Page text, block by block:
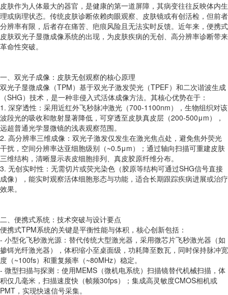
皮肤作为人体最大的器官，是健康的第一道屏障，其病变往往反映体内生
理或病理状态。传统皮肤诊断依赖肉眼观察、皮肤镜或有创活检，但前者
分辨率有限，后者存在痛苦、疤痕风险且无法实时反馈。近年来，便携式
皮肤双光子显微成像系统的出现，为皮肤疾病的无创、高分辨率诊断带来
革命性突破。
一、双光子成像：皮肤无创观察的核心原理
双光子显微成像（TPM）基于双光子激发荧光（TPEF）和二次谐波生成
（SHG）技术，是一种非侵入式活体成像方法。其核心优势在于：
1. 深穿透性：采用近红外飞秒脉冲激光（700-1100nm），生物组织对该
波段光的吸收和散射显著降低，可穿透至皮肤真皮层（200-500μm），
远超普通光学显微镜的浅表观察范围。
2. 高分辨率三维成像：双光子激发仅发生在激光焦点处，避免焦外荧光
干扰，空间分辨率达亚细胞级别（~0.5μm）；通过轴向扫描可重建皮肤
三维结构，清晰显示表皮细胞排列、真皮胶原纤维分布。
3. 无创实时性：无需切片或荧光染色（胶原等结构可通过SHG信号直接
成像），能实时观察活体细胞形态与功能，适合长期跟踪疾病进展或治疗
效果。
二、便携式系统：技术突破与设计要点
便携式TPM系统的关键是平衡性能与体积，核心创新包括：
- 小型化飞秒激光源：替代传统大型激光器，采用微芯片飞秒激光器（如
掺铒光纤激光器），体积缩小至桌面级，功耗降至数瓦，同时保持脉冲宽
度（~100fs）和重复频率（~80MHz）稳定。
- 微型扫描与探测：使用MEMS（微机电系统）扫描镜替代机械扫描，体
积仅几毫米，扫描速度快（帧频30fps）；集成高灵敏度CMOS相机或
PMT，实现快速信号采集。